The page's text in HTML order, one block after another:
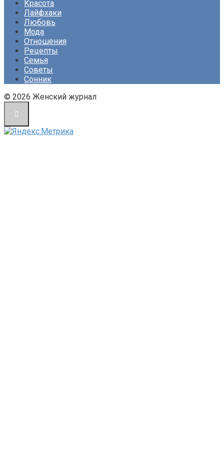
Красота
Лайфхаки
Любовь
Мода
Отношения
Рецепты
Семья
Советы
Сонник
© 2026 Женский журнал